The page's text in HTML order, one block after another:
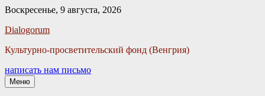
Воскресенье, 9 августа, 2026
Dialogorum
Культурно-просветительский фонд (Венгрия)
написать нам письмо
Меню